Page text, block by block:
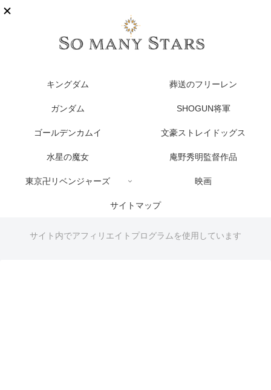
キングダム 葬送のフリーレン
ガンダム SHOGUN将軍
ゴールデンカムイ 文豪ストレイドッグス
水星の魔女 庵野秀明監督作品
東京卍リベンジャーズ 映画
サイトマップ
サイト内でアフィリエイトプログラムを使用しています